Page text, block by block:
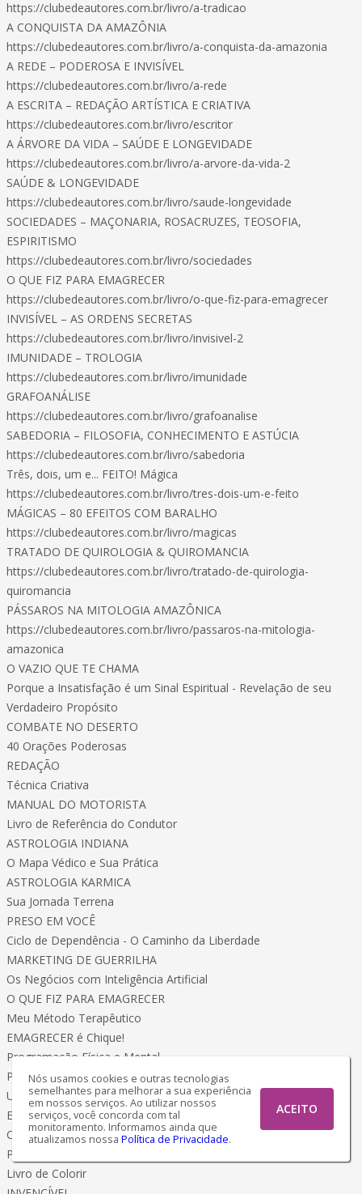
Nós usamos cookies e outras tecnologias
semelhantes para melhorar a sua experiência
em nossos serviços. Ao utilizar nossos
serviços, você concorda com tal
monitoramento. Informamos ainda que
atualizamos nossa Política de Privacidade.
ACEITO
https://clubedeautores.com.br/livro/a-tradicao
A CONQUISTA DA AMAZÔNIA
https://clubedeautores.com.br/livro/a-conquista-da-amazonia
A REDE – PODEROSA E INVISÍVEL
https://clubedeautores.com.br/livro/a-rede
A ESCRITA – REDAÇÃO ARTÍSTICA E CRIATIVA
https://clubedeautores.com.br/livro/escritor
A ÁRVORE DA VIDA – SAÚDE E LONGEVIDADE
https://clubedeautores.com.br/livro/a-arvore-da-vida-2
SAÚDE & LONGEVIDADE
https://clubedeautores.com.br/livro/saude-longevidade
SOCIEDADES – MAÇONARIA, ROSACRUZES, TEOSOFIA,
ESPIRITISMO
https://clubedeautores.com.br/livro/sociedades
O QUE FIZ PARA EMAGRECER
https://clubedeautores.com.br/livro/o-que-fiz-para-emagrecer
INVISÍVEL – AS ORDENS SECRETAS
https://clubedeautores.com.br/livro/invisivel-2
IMUNIDADE – TROLOGIA
https://clubedeautores.com.br/livro/imunidade
GRAFOANÁLISE
https://clubedeautores.com.br/livro/grafoanalise
SABEDORIA – FILOSOFIA, CONHECIMENTO E ASTÚCIA
https://clubedeautores.com.br/livro/sabedoria
Três, dois, um e... FEITO! Mágica
https://clubedeautores.com.br/livro/tres-dois-um-e-feito
MÁGICAS – 80 EFEITOS COM BARALHO
https://clubedeautores.com.br/livro/magicas
TRATADO DE QUIROLOGIA & QUIROMANCIA
https://clubedeautores.com.br/livro/tratado-de-quirologia-
quiromancia
PÁSSAROS NA MITOLOGIA AMAZÔNICA
https://clubedeautores.com.br/livro/passaros-na-mitologia-
amazonica
O VAZIO QUE TE CHAMA
Porque a Insatisfação é um Sinal Espiritual - Revelação de seu
Verdadeiro Propósito
COMBATE NO DESERTO
40 Orações Poderosas
REDAÇÃO
Técnica Criativa
MANUAL DO MOTORISTA
Livro de Referência do Condutor
ASTROLOGIA INDIANA
O Mapa Védico e Sua Prática
ASTROLOGIA KARMICA
Sua Jornada Terrena
PRESO EM VOCÊ
Ciclo de Dependência - O Caminho da Liberdade
MARKETING DE GUERRILHA
Os Negócios com Inteligência Artificial
O QUE FIZ PARA EMAGRECER
Meu Método Terapêutico
EMAGRECER é Chique!
Programação Física e Mental
PLANO de Emagrecimento
Um estilo de Vida Saudável
EMAGRECER
Coragem, Ousadia e Conquista
Pássaros Encantados da AMAZÔNIA
Livro de Colorir